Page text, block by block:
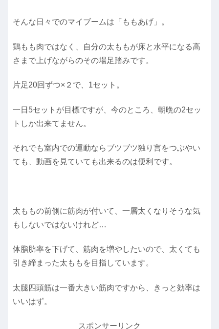
そんな日々でのマイブームは「ももあげ」。
鶏もも肉ではなく、自分の太ももが床と水平になる高
さまで上げながらのその場足踏みです。
片足20回ずつ×２で、1セット。
一日5セットが目標ですが、今のところ、朝晩の2セッ
トしか出来てません。
それでも室内での運動ならブツブツ独り言をつぶやい
ても、動画を見ていても出来るのは便利です。
太ももの前側に筋肉が付いて、一層太くなりそうな気
もしないではないけれど…
体脂肪率を下げて、筋肉を増やしたいので、太くても
引き締まった太ももを目指しています。
太腿四頭筋は一番大きい筋肉ですから、きっと効率は
いいはず。
スポンサーリンク